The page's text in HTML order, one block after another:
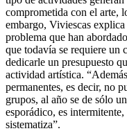
comprometida con el arte,
embargo, Viviescas
problema que han
que todavía se requiere un
dedicarle un presupuesto
actividad artística.
permanentes, es decir, no
grupos, al año se de sólo
esporádico, es
sistematiza”.